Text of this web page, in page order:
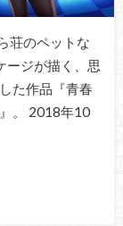
荘のペットな
ージが描く、思
た作品『青春
。 2018年10